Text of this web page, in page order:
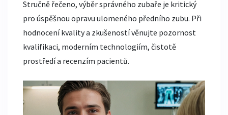
Stručně řečeno, výběr správného zubaře je kritický
pro úspěšnou opravu ulomeného předního zubu. Při
hodnocení kvality a zkušeností věnujte pozornost
kvalifikaci, moderním technologiím, čistotě
prostředí a recenzím pacientů.